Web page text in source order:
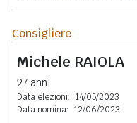
Consigliere
Michele RAIOLA
27 anni
Data elezioni: 14/05/2023
Data nomina: 12/06/2023